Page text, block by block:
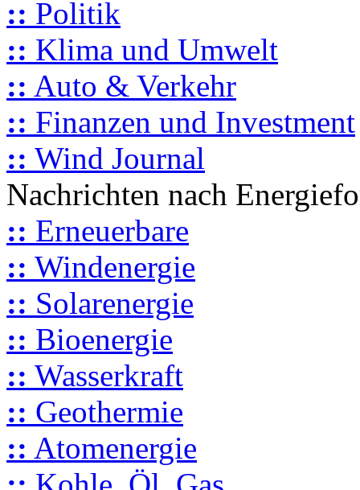
:: Politik
:: Klima und Umwelt
:: Auto & Verkehr
:: Finanzen und Investment
:: Wind Journal
Nachrichten nach
:: Erneuerbare
:: Windenergie
:: Solarenergie
:: Bioenergie
:: Wasserkraft
:: Geothermie
:: Atomenergie